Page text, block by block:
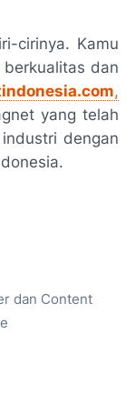
cirinya. Kamu
dan
,
yang telah
dengan
dan Content